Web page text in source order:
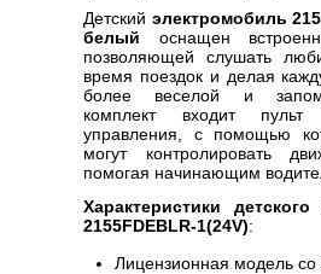
Детский электромобиль
белый оснащен
позволяющей слушать
время поездок и делая
более веселой и
комплект входит пульт
управления, с помощью
могут контролировать
помогая начинающим
Характеристики
2155FDEBLR-1(24V):
Лицензионная модель со